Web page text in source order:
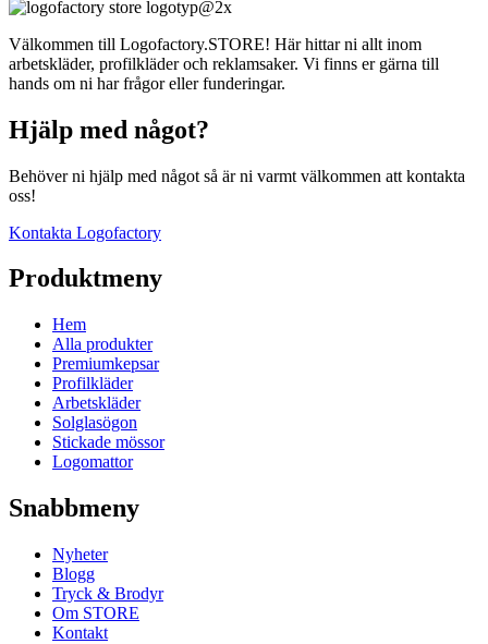
Välkommen till Logofactory.STORE! Här hittar ni allt inom
arbetskläder, profilkläder och reklamsaker. Vi finns er gärna till
hands om ni har frågor eller funderingar.
Hjälp med något?
Behöver ni hjälp med något så är ni varmt välkommen att kontakta
oss!
Kontakta Logofactory
Produktmeny
Hem
Alla produkter
Premiumkepsar
Profilkläder
Arbetskläder
Solglasögon
Stickade mössor
Logomattor
Snabbmeny
Nyheter
Blogg
Tryck & Brodyr
Om STORE
Kontakt